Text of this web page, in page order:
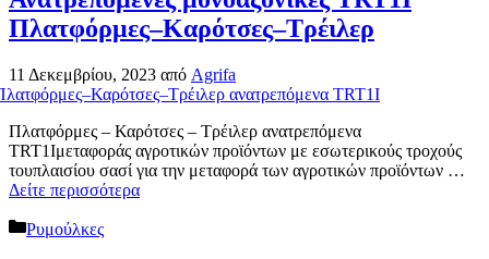
Πλατφόρμες–Καρότσες–Τρέιλερ
11 Δεκεμβρίου, 2023 από Agrifa
Πλατφόρμες – Καρότσες – Τρέιλερ ανατρεπόμενα
TRT1Iμεταφοράς αγροτικών προϊόντων με εσωτερικούς τροχούς
τουπλαισίου σασί για την μεταφορά των αγροτικών προϊόντων …
Δείτε περισσότερα
Κατηγορίες
Ρυμούλκες